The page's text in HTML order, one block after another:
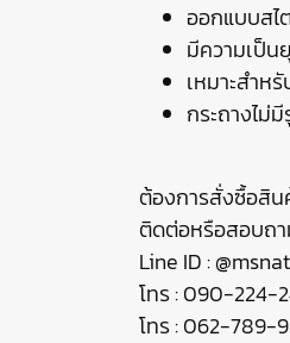
ออกแบบสไ
มีความเป็น
เหมาะสำห
กระถางไม่
ต้องการสั่งซื้อสิน
ติดต่อหรือสอบถา
Line ID :
โทร : 090-224-
โทร : 062-789-